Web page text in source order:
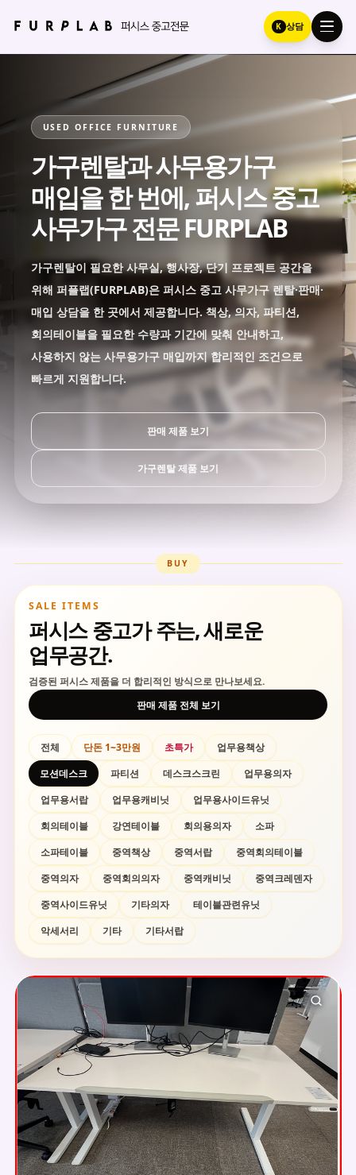
K 상담
USED OFFICE FURNITURE
가구렌탈과 사무용가구
매입을 한 번에, 퍼시스 중고
사무가구 전문 FURPLAB
가구렌탈이 필요한 사무실, 행사장, 단기 프로젝트 공간을
위해 퍼플랩(FURPLAB)은 퍼시스 중고 사무가구 렌탈·판매·
매입 상담을 한 곳에서 제공합니다. 책상, 의자, 파티션,
회의테이블을 필요한 수량과 기간에 맞춰 안내하고,
사용하지 않는 사무용가구 매입까지 합리적인 조건으로
빠르게 지원합니다.
판매 제품 보기
가구렌탈 제품 보기
BUY
SALE ITEMS
퍼시스 중고가 주는, 새로운
업무공간.
검증된 퍼시스 제품을 더 합리적인 방식으로 만나보세요.
판매 제품 전체 보기
전체 단돈 1~3만원 초특가
업무용책상
모션데스크
파티션 데스크스크린
업무용의자
업무용서랍
업무용캐비닛
업무용사이드유닛
회의테이블
강연테이블 회의용의자
소파
소파테이블
중역책상 중역서랍
중역회의테이블
중역의자
중역회의의자 중역캐비닛
중역크레덴자
중역사이드유닛
기타의자
테이블관련유닛
악세서리
기타 기타서랍